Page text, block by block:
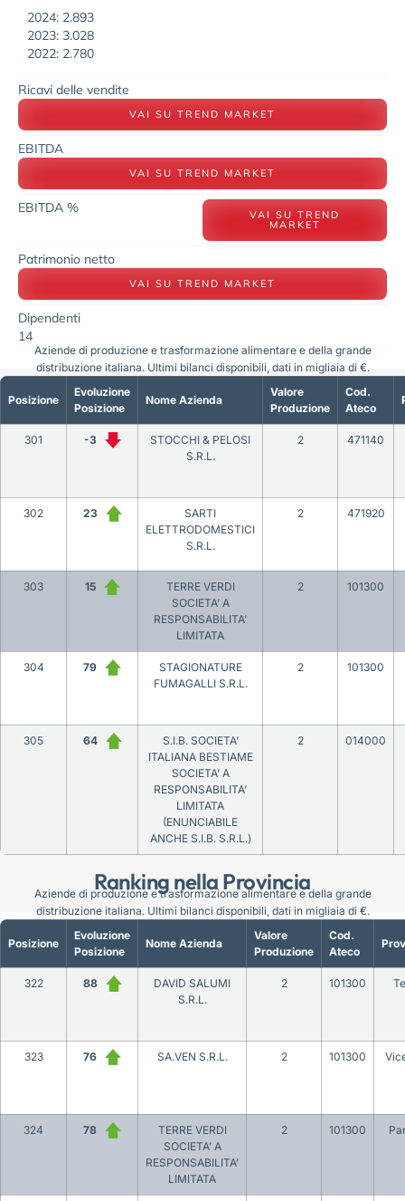
2024: 2.893
2023: 3.028
2022: 2.780
Ricavi delle vendite
VAI SU TREND MARKET
EBITDA
VAI SU TREND MARKET
EBITDA % VAI SU TREND
MARKET
Patrimonio netto
VAI SU TREND MARKET
Dipendenti
14
Ranking nella Provincia
Posizione
Evoluzione
Posizione
Nome Azienda
Valore
Produzione
Cod.
Ateco
301 -3
STOCCHI & PELOSI
S.R.L.
2 471140
302 23
SARTI
ELETTRODOMESTICI
S.R.L.
2 471920
303 15
TERRE VERDI
SOCIETA’ A
RESPONSABILITA’
LIMITATA
2 101300
304 79
STAGIONATURE
FUMAGALLI S.R.L.
2 101300
305 64
S.I.B. SOCIETA’
ITALIANA BESTIAME
SOCIETA’ A
RESPONSABILITA’
LIMITATA
(ENUNCIABILE
ANCHE S.I.B. S.R.L.)
2 014000
Aziende di produzione e trasformazione alimentare e della grande
distribuzione italiana. Ultimi bilanci disponibili, dati in migliaia di €.
Posizione
Evoluzione
Posizione
Nome Azienda
Valore
Produzione
Cod.
Ateco
322 88
DAVID SALUMI
S.R.L.
2 101300
323 76 SA.VEN S.R.L. 2 101300
324 78
TERRE VERDI
SOCIETA’ A
RESPONSABILITA’
LIMITATA
2 101300
Aziende di produzione e trasformazione alimentare e della grande
distribuzione italiana. Ultimi bilanci disponibili, dati in migliaia di €.